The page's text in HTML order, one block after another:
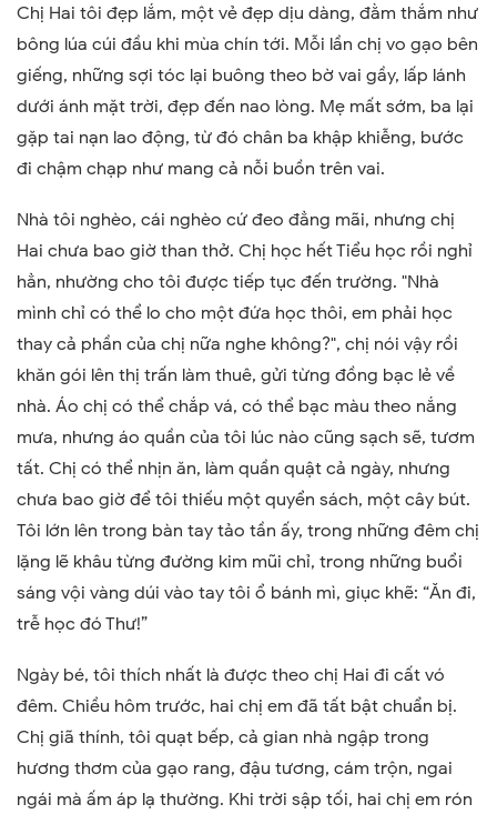
Chị Hai tôi đẹp lắm, một vẻ đẹp dịu dàng, đằm thắm như
bông lúa cúi đầu khi mùa chín tới. Mỗi lần chị vo gạo bên
giếng, những sợi tóc lại buông theo bờ vai gầy, lấp lánh
dưới ánh mặt trời, đẹp đến nao lòng. Mẹ mất sớm, ba lại
gặp tai nạn lao động, từ đó chân ba khập khiễng, bước
đi chậm chạp như mang cả nỗi buồn trên vai.
Nhà tôi nghèo, cái nghèo cứ đeo đẳng mãi, nhưng chị
Hai chưa bao giờ than thở. Chị học hết Tiểu học rồi nghỉ
hẳn, nhường cho tôi được tiếp tục đến trường. "Nhà
mình chỉ có thể lo cho một đứa học thôi, em phải học
thay cả phần của chị nữa nghe không?", chị nói vậy rồi
khăn gói lên thị trấn làm thuê, gửi từng đồng bạc lẻ về
nhà. Áo chị có thể chắp vá, có thể bạc màu theo nắng
mưa, nhưng áo quần của tôi lúc nào cũng sạch sẽ, tươm
tất. Chị có thể nhịn ăn, làm quần quật cả ngày, nhưng
chưa bao giờ để tôi thiếu một quyển sách, một cây bút.
Tôi lớn lên trong bàn tay tảo tần ấy, trong những đêm chị
lặng lẽ khâu từng đường kim mũi chỉ, trong những buổi
sáng vội vàng dúi vào tay tôi ổ bánh mì, giục khẽ: “Ăn đi,
trễ học đó Thư!”
Ngày bé, tôi thích nhất là được theo chị Hai đi cất vó
đêm. Chiều hôm trước, hai chị em đã tất bật chuẩn bị.
Chị giã thính, tôi quạt bếp, cả gian nhà ngập trong
hương thơm của gạo rang, đậu tương, cám trộn, ngai
ngái mà ấm áp lạ thường. Khi trời sập tối, hai chị em rón